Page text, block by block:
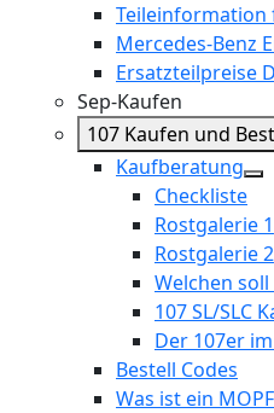
Teileinformation
Mercedes-Benz
Ersatzteilpreise
Sep-Kaufen
107 Kaufen und
Kaufberatung
Checkliste
Rostgalerie 1
Rostgalerie 2
Welchen
107 SL/SLC
Der 107er
Bestell Codes
Was ist ein